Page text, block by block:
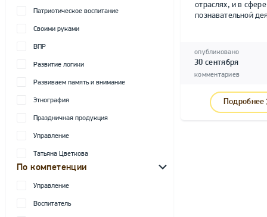
Патриотическое воспитание
Своими руками
ВПР
Развитие логики
Развиваем память и внимание
Этнография
Праздничная продукция
Управление
Татьяна Цветкова
По компетенции
Управление
Воспитатель
отраслях, и в сфере
познавательной
опубликовано
30 сентября
комментариев
Подробнее